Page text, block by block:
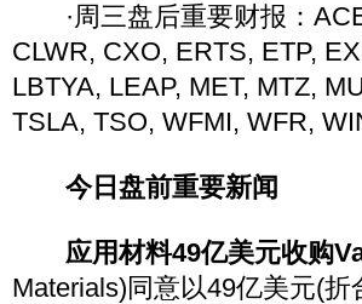
·周三盘后重要财报：
CLWR, CXO, ERTS, ETP,
LBTYA, LEAP, MET, MTZ,
TSLA, TSO, WFMI, WFR,
今日盘前重要新闻
应用材料49亿美元收购
Materials)同意以49亿美元(